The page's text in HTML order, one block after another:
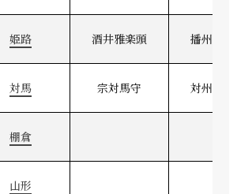
姫路 酒井雅楽頭 播州姫路
対馬 宗対馬守 対州府中
棚倉
山形